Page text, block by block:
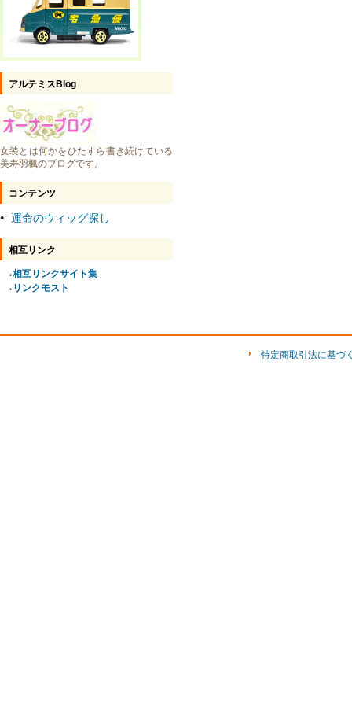
アルテミスBlog
女装とは何かをひたすら書き続けている
美寿羽楓のブログです。
コンテンツ
● 運命のウィッグ探し
相互リンク
●相互リンクサイト集
● リンクモスト
特定商取引法に基づ